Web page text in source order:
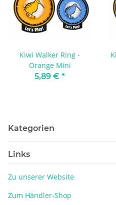
Kiwi Walker Ring -
Orange Mini
5,89 € *
Kategorien
Links
Zu unserer Website
Zum Händler-Shop